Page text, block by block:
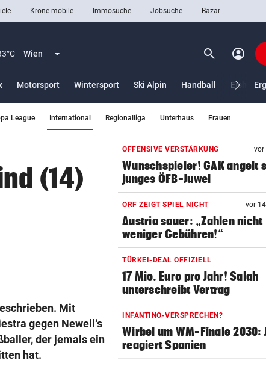
Krone mobile Immosuche Jobsuche Bazar
Wien Menü aufklappen search Suchen
account_circle
Motorsport Wintersport Ski Alpin Handball
League International Regionalliga Unterhaus Frauen
(14)
Mit
gegen Newell‘s
der jemals ein
hat.
OFFENSIVE VERSTÄRKUNG vor
Wunschspieler! GAK angelt
junges ÖFB-Juwel
ORF ZEIGT SPIEL NICHT vor
Austria sauer: „Zahlen nicht
weniger Gebühren!“
TÜRKEI-DEAL OFFIZIELL
17 Mio. Euro pro Jahr! Salah
unterschreibt Vertrag
INFANTINO-VERSPRECHEN?
Wirbel um WM-Finale 2030:
reagiert Spanien